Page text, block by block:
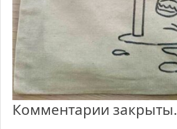
Комментарии закрыты.